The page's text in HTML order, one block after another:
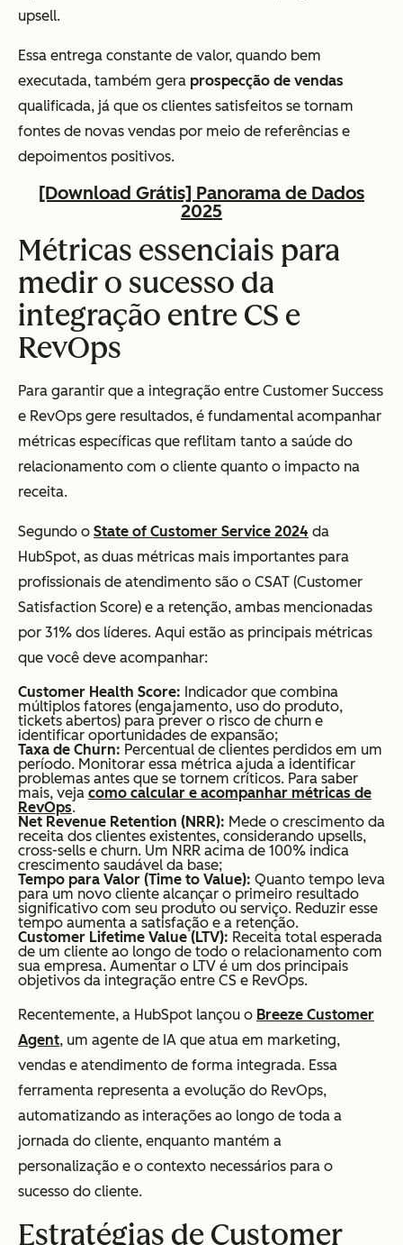
upsell.
Essa entrega constante de valor, quando bem
executada, também gera prospecção de vendas
qualificada, já que os clientes satisfeitos se tornam
fontes de novas vendas por meio de referências e
depoimentos positivos.
[Download Grátis] Panorama de Dados
2025
Métricas essenciais para
medir o sucesso da
integração entre CS e
RevOps
Para garantir que a integração entre Customer Success
e RevOps gere resultados, é fundamental acompanhar
métricas específicas que reflitam tanto a saúde do
relacionamento com o cliente quanto o impacto na
receita.
Segundo o State of Customer Service 2024 da
HubSpot, as duas métricas mais importantes para
profissionais de atendimento são o CSAT (Customer
Satisfaction Score) e a retenção, ambas mencionadas
por 31% dos líderes. Aqui estão as principais métricas
que você deve acompanhar:
Customer Health Score: Indicador que combina
múltiplos fatores (engajamento, uso do produto,
tickets abertos) para prever o risco de churn e
identificar oportunidades de expansão;
Taxa de Churn: Percentual de clientes perdidos em um
período. Monitorar essa métrica ajuda a identificar
problemas antes que se tornem críticos. Para saber
mais, veja como calcular e acompanhar métricas de
RevOps.
Net Revenue Retention (NRR): Mede o crescimento da
receita dos clientes existentes, considerando upsells,
cross-sells e churn. Um NRR acima de 100% indica
crescimento saudável da base;
Tempo para Valor (Time to Value): Quanto tempo leva
para um novo cliente alcançar o primeiro resultado
significativo com seu produto ou serviço. Reduzir esse
tempo aumenta a satisfação e a retenção.
Customer Lifetime Value (LTV): Receita total esperada
de um cliente ao longo de todo o relacionamento com
sua empresa. Aumentar o LTV é um dos principais
objetivos da integração entre CS e RevOps.
Recentemente, a HubSpot lançou o Breeze Customer
Agent, um agente de IA que atua em marketing,
vendas e atendimento de forma integrada. Essa
ferramenta representa a evolução do RevOps,
automatizando as interações ao longo de toda a
jornada do cliente, enquanto mantém a
personalização e o contexto necessários para o
sucesso do cliente.
Estratégias de Customer